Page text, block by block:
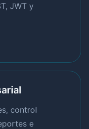
JWT y
control
e